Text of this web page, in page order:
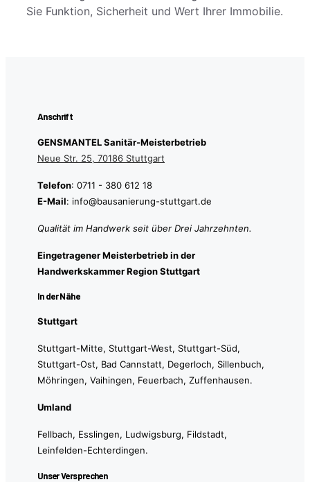
Sie Funktion, Sicherheit und Wert Ihrer Immobilie.
Anschrift
GENSMANTEL Sanitär-Meisterbetrieb
Neue Str. 25, 70186 Stuttgart
Telefon: 0711 - 380 612 18
E-Mail: info@bausanierung-stuttgart.de
Qualität im Handwerk seit über Drei Jahrzehnten.
Eingetragener Meisterbetrieb in der
Handwerkskammer Region Stuttgart
In der Nähe
Stuttgart
Stuttgart-Mitte, Stuttgart-West, Stuttgart-Süd,
Stuttgart-Ost, Bad Cannstatt, Degerloch, Sillenbuch,
Möhringen, Vaihingen, Feuerbach, Zuffenhausen.
Umland
Fellbach, Esslingen, Ludwigsburg, Fildstadt,
Leinfelden-Echterdingen.
Unser Versprechen